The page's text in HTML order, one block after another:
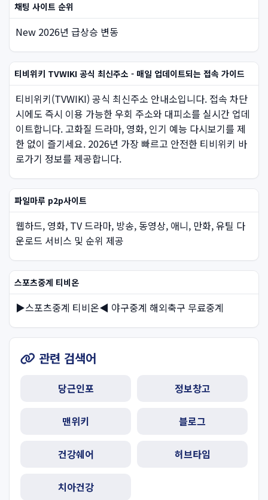
채팅 사이트 순위
New 2026년 급상승 변동
티비위키 TVWIKI 공식 최신주소 - 매일 업데이트되는 접속 가이드
티비위키(TVWIKI) 공식 최신주소 안내소입니다. 접속 차단
시에도 즉시 이용 가능한 우회 주소와 대피소를 실시간 업데
이트합니다. 고화질 드라마, 영화, 인기 예능 다시보기를 제
한 없이 즐기세요. 2026년 가장 빠르고 안전한 티비위키 바
로가기 정보를 제공합니다.
파일마루 p2p사이트
웹하드, 영화, TV 드라마, 방송, 동영상, 애니, 만화, 유틸 다
운로드 서비스 및 순위 제공
스포츠중계 티비온
▶스포츠중계 티비온◀ 야구중계 해외축구 무료중계
관련 검색어
당근인포 정보창고
맨위키 블로그
건강쉐어 허브타임
치아건강